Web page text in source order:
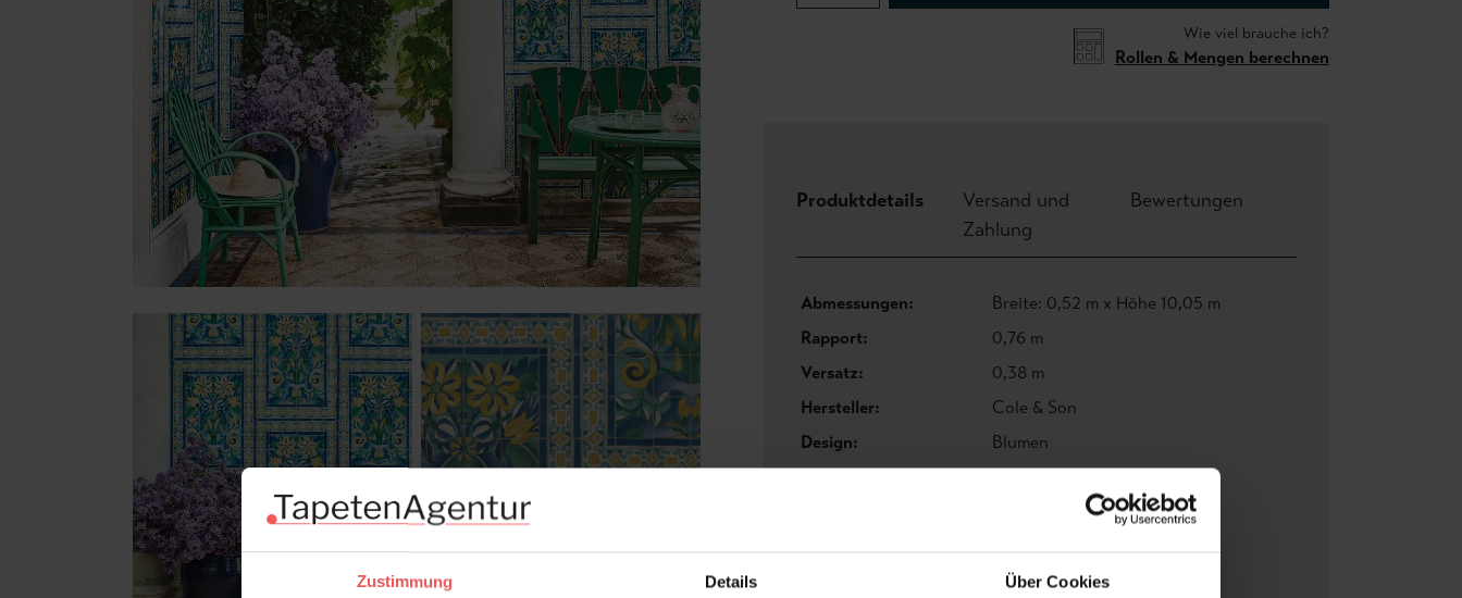
Zustimmung Details Über Cookies
Wie viel brauche ich?
Rollen & Mengen berechnen
Produktdetails
Versand und
Zahlung
Bewertungen
Abmessungen:
Breite: 0,52 m x Höhe 10,05 m
Rapport:
0,76 m
Versatz:
0,38 m
Hersteller:
Cole & Son
Design:
Blumen
Coles Tub Paste
Konfektionierung:
Rolle
Florale Muster